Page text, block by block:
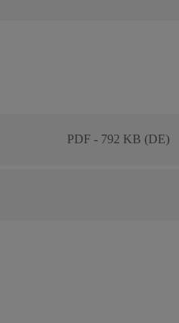
PDF - 792 KB (DE)